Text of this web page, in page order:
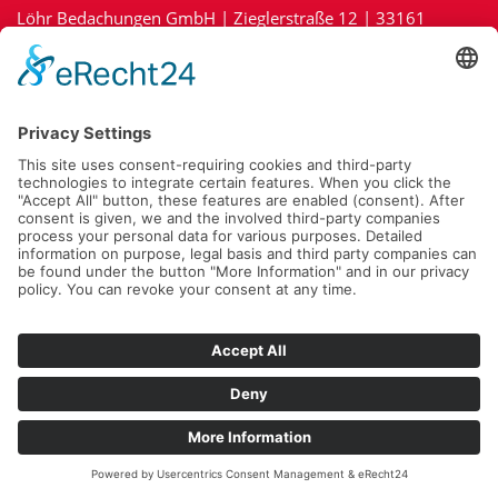
Löhr Bedachungen GmbH | Zieglerstraße 12 | 33161
Hövelhof | Tel.:
info@loehr-bedachungen.de
Impressum| Kontakt|
Fragen Sie jetzt Ihr Projekt unverbindlich an:
Zu unserem Online-Anfrageformular »